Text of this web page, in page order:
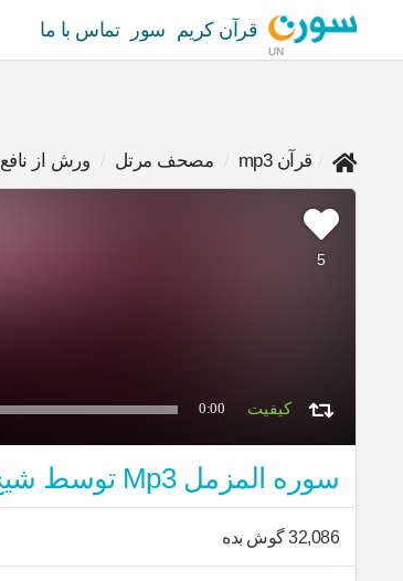
UN
قرآن کریم سور تماس با ما
قرآن mp3 مصحف مرتل ورش از نافع
5
0:00
سوره المزمل Mp3 توسط شیخ العيون الكوشي روایت ورش از نافع
32,086 گوش بده